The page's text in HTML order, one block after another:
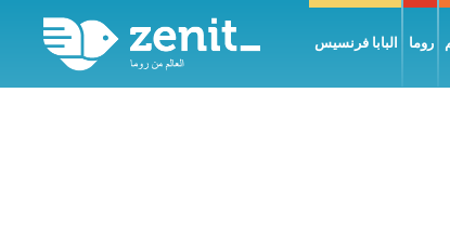
البابا فرنسيس روما